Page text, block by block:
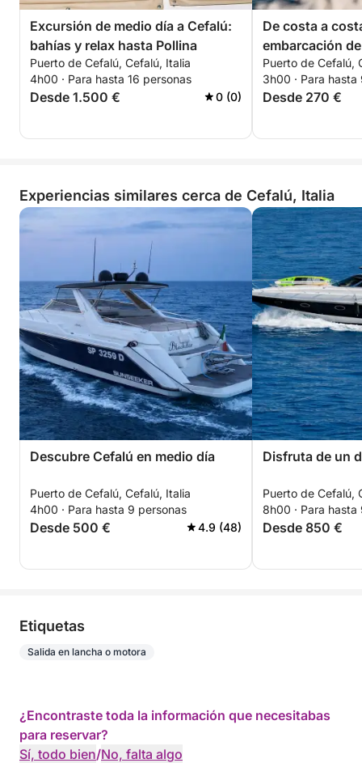
Excursión de medio día a Cefalú:
bahías y relax hasta Pollina
Puerto de Cefalú, Cefalú, Italia
4h00 · Para hasta 16 personas
Desde 1.500 € 0 (0)
De costa a
embarcación
Puerto de Cefalú,
3h00 · Para
Desde 270 €
Experiencias similares cerca de Cefalú, Italia
Descubre Cefalú en medio día
Puerto de Cefalú, Cefalú, Italia
4h00 · Para hasta 9 personas
Desde 500 € 4.9 (48)
Disfruta de un
Puerto de Cefalú,
8h00 · Para hasta
Desde 850 €
Etiquetas
Salida en lancha o motora
¿Encontraste toda la información que necesitabas
para reservar?
Sí, todo bien/No, falta algo